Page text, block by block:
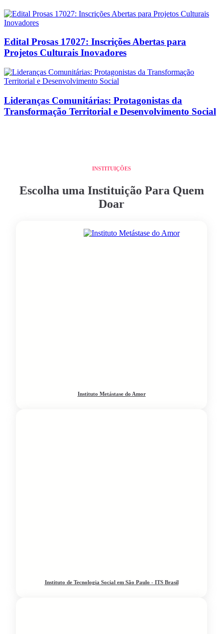
Edital Prosas 17027: Inscrições Abertas para
Projetos Culturais Inovadores
Lideranças Comunitárias: Protagonistas da
Transformação Territorial e Desenvolvimento Social
INSTITUIÇÕES
Escolha uma Instituição Para Quem
Doar
Instituto Metástase do Amor
Instituto de Tecnologia Social em São Paulo - ITS Brasil